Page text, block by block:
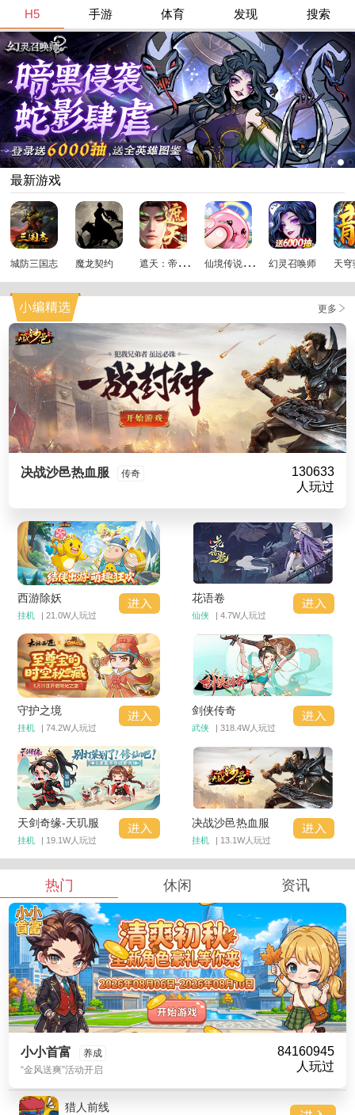
H5 手游 体育 发现 搜索
最新游戏
城防三国志 魔龙契约 遮
天：帝路争锋 仙
境传说：破晓 幻灵召唤师 天穹
更多
决战沙邑热血服 传奇
130633
人玩过
西游除妖
挂机 | 21.0W人玩过
花语卷
仙侠 | 4.7W人玩过
守护之境
挂机 | 74.2W人玩过
剑侠传奇
武侠 | 318.4W人玩过
天剑奇缘-天玑服
挂机 | 19.1W人玩过
决战沙邑热血服
挂机 | 13.1W人玩过
热门 休闲 资讯
小小首富
养成
“金风送爽”活动开启
84160945
人玩过
猎人前线